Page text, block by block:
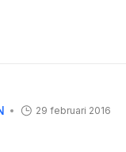
29 februari 2016